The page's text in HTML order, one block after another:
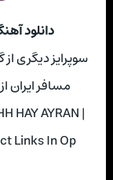
دانلود
سوپرایز دیگری از
مسافر ایران
HAY AYRAN |
Links In Op